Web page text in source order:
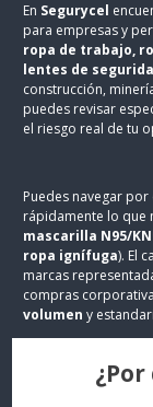
En Segurycel
para empresas y
ropa de trabajo,
lentes de
construcción,
puedes revisar
el riesgo real de tu
Puedes navegar
rápidamente lo que
mascarilla N95/
ropa ignífuga). El
marcas
compras
volumen y